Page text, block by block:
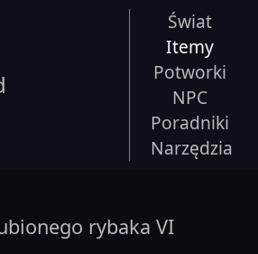
Świat
Itemy
Potworki
NPC
Poradniki
Narzędzia
rybaka VI